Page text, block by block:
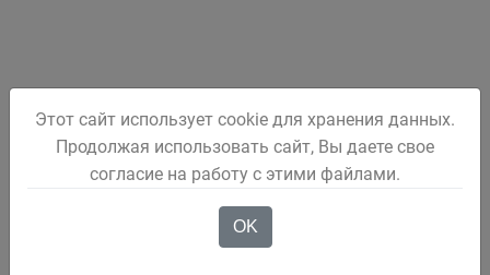
Организация временного
трудоустройства безработных
граждан, испытывающих
трудности в поиске работы
Этот сайт использует cookie для хранения данных.
Продолжая использовать сайт, Вы даете свое
согласие на работу с этими файлами.
OK